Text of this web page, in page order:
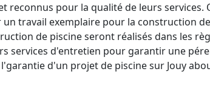
reconnus pour la qualité de leurs services.
travail exemplaire pour la construction
de piscine seront réalisés dans les
services d'entretien pour garantir une
d'un projet de piscine sur Jouy